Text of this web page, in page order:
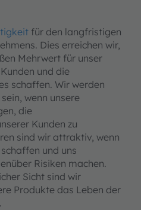
für den langfristigen
Dies erreichen wir,
Mehrwert für unser
und die
schaffen. Wir werden
wenn unsere
die
Kunden zu
sind wir attraktiv, wenn
und uns
Risiken machen.
Sicht sind wir
Produkte das Leben der